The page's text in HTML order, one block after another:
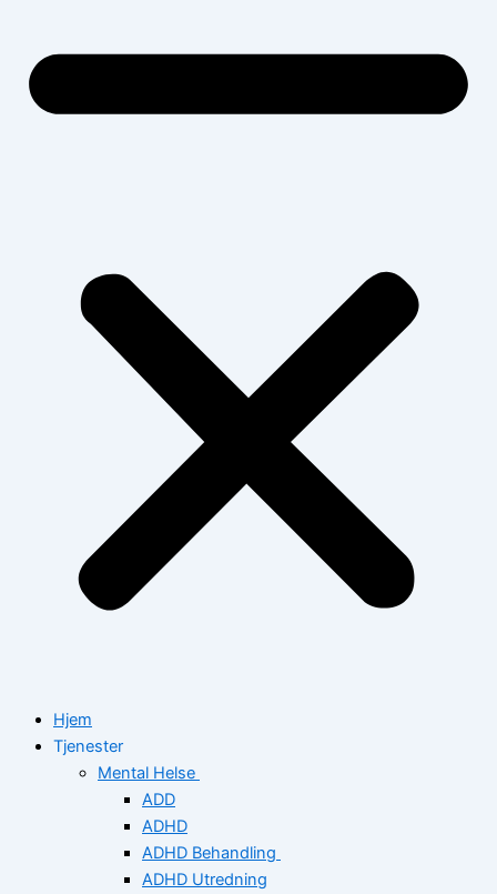
Hjem
Tjenester
Mental Helse
ADD
ADHD
ADHD Behandling
ADHD Utredning